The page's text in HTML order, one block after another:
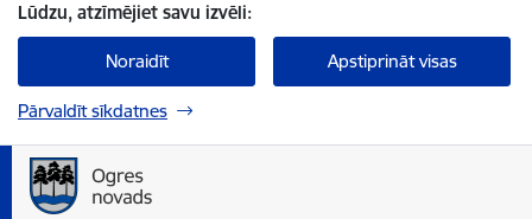
Lūdzu, atzīmējiet savu izvēli:
Noraidīt Apstiprināt visas
Pārvaldīt sīkdatnes